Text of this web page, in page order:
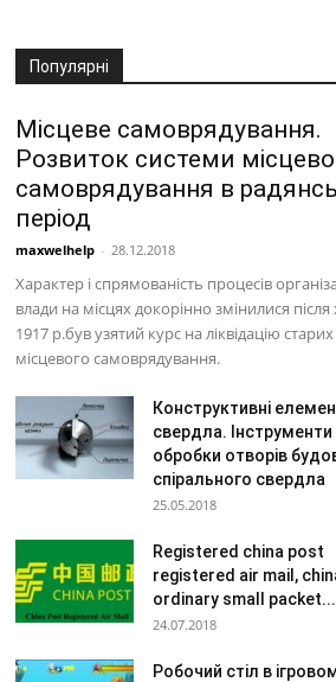
Популярні
Місцеве самоврядування.
Розвиток системи
самоврядування в
період
maxwelhelp - 28.12.2018
Характер і спрямованість процесів
влади на місцях докорінно змінилися
1917 р.був узятий курс на ліквідацію
місцевого самоврядування.
Конструктивні
свердла.
обробки отворів
спірального свердла
25.05.2018
Registered china post
registered air mail,
ordinary small packet...
24.07.2018
Робочий стіл в